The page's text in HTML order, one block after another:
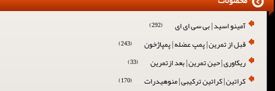
آمینو اسید | بی سی ای ای (292)
قبل از تمرین | پمپ عضله | پمپاژخون (243)
ریکاوری | حین تمرین | بعد ازتمرین (33)
کراتین | کراتین ترکیبی | منوهیدرات (170)